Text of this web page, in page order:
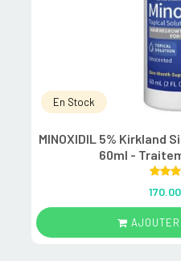
En Stock
MINOXIDIL 5% Kirkland
60ml -
out